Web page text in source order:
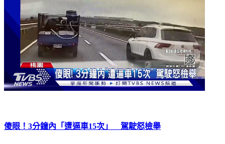
傻眼！3分鐘內「遭逼車15次」 駕駛怒檢舉